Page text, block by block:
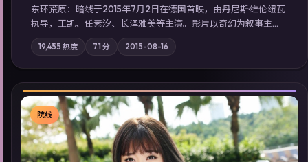
东环荒原：暗线于2015年7月2日在德国首映，由丹尼斯·维伦纽瓦
执导，王凯、任素汐、长泽雅美等主演。影片以奇幻为叙事主
轴，边境小镇的平静被一封匿名信彻底打破；摄影与配乐强化地
域气质；站内亦可通过「国产免费观看高清电视剧在线看」延展
检索同类型高分佳作，畅享高清在线追剧体验。
19,455 热度 7.1分 2015-08-16
院线